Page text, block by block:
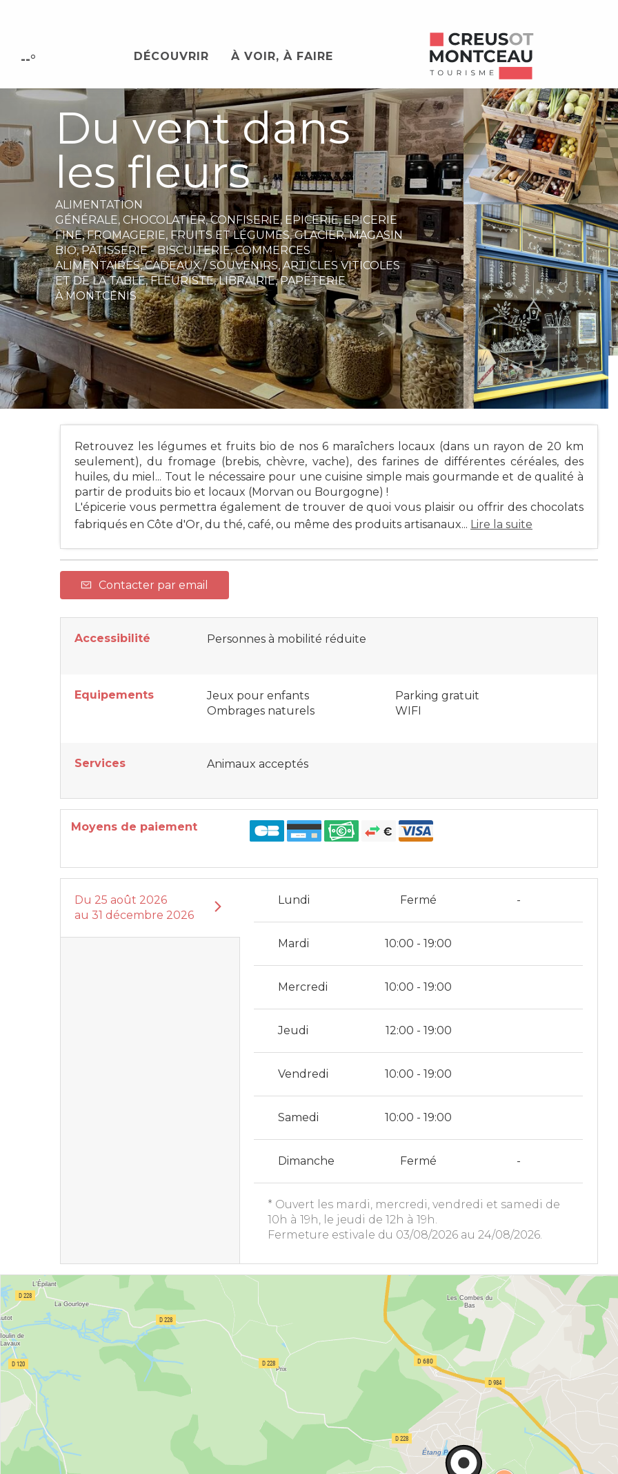
principal
--° DÉCOUVRIR À VOIR, À FAIRE
Du vent dans
les fleurs
ALIMENTATION
GÉNÉRALE, CHOCOLATIER,CONFISERIE, EPICERIE,EPICERIE
FINE,FROMAGERIE, FRUITS ET LÉGUMES,GLACIER,MAGASIN
BIO,PÂTISSERIE - BISCUITERIE,COMMERCES
ALIMENTAIRES,CADEAUX / SOUVENIRS,ARTICLES VITICOLES
ET DE LA TABLE,FLEURISTE,LIBRAIRIE,PAPETERIE
À MONTCENIS
Retrouvez les légumes et fruits bio de nos 6 maraîchers locaux (dans un rayon de 20 km
seulement), du fromage (brebis, chèvre, vache), des farines de différentes céréales, des
huiles, du miel... Tout le nécessaire pour une cuisine simple mais gourmande et de qualité à
partir de produits bio et locaux (Morvan ou Bourgogne) !
L'épicerie vous permettra également de trouver de quoi vous plaisir ou offrir des chocolats
fabriqués en Côte d'Or, du thé, café, ou même des produits artisanaux... Lire la suite
Contacter par email
Accessibilité Personnes à mobilité réduite
Equipements
Jeux pour enfants
Ombrages naturels
Parking gratuit
WIFI
Services Animaux acceptés
Moyens de paiement
Du 25 août 2026
au 31 décembre 2026
Lundi Fermé -
Mardi 10:00 - 19:00
Mercredi 10:00 - 19:00
Jeudi 12:00 - 19:00
Vendredi 10:00 - 19:00
Samedi 10:00 - 19:00
Dimanche Fermé -
* Ouvert les mardi, mercredi, vendredi et samedi de
10h à 19h, le jeudi de 12h à 19h.
Fermeture estivale du 03/08/2026 au 24/08/2026.